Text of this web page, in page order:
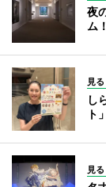
夜
ム
見
し
ト
見